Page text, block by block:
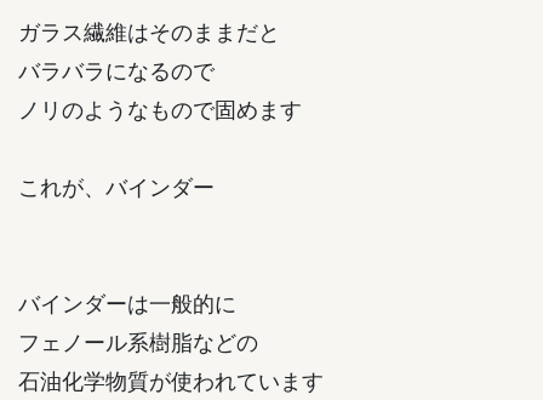
ガラス繊維はそのままだと
バラバラになるので
ノリのようなもので固めます
これが、バインダー
バインダーは一般的に
フェノール系樹脂などの
石油化学物質が使われています